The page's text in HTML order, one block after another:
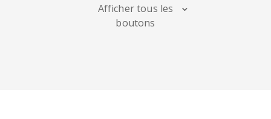
Afficher tous les
boutons